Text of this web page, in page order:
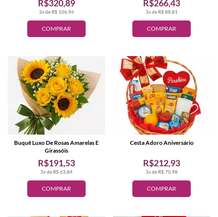
COMPRAR
3x de R$ 106,96
R$320,89
COMPRAR
3x de R$ 88,81
R$266,43
COMPRAR
3x de R$ 63,84
R$191,53
Buquê Luxo De Rosas Amarelas E
Girassóis
COMPRAR
3x de R$ 70,98
R$212,93
Cesta Adoro Aniversário